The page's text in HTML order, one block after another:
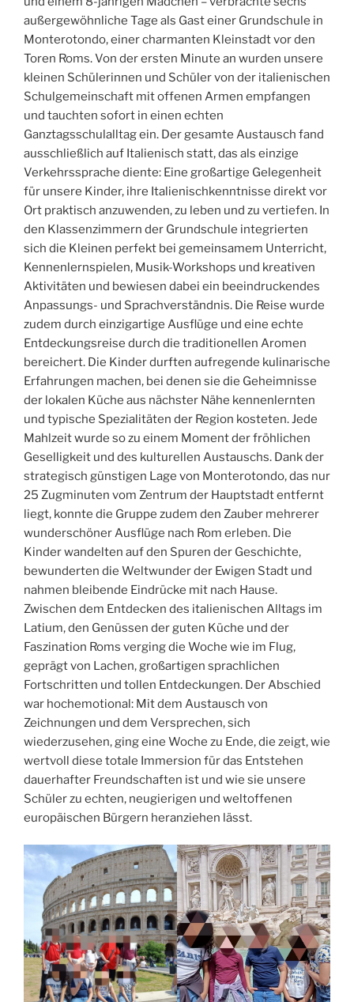
außergewöhnliche Tage als Gast einer Grundschule in
Monterotondo, einer charmanten Kleinstadt vor den
Toren Roms. Von der ersten Minute an wurden unsere
kleinen Schülerinnen und Schüler von der italienischen
Schulgemeinschaft mit offenen Armen empfangen
und tauchten sofort in einen echten
Ganztagsschulalltag ein. Der gesamte Austausch fand
ausschließlich auf Italienisch statt, das als einzige
Verkehrssprache diente: Eine großartige Gelegenheit
für unsere Kinder, ihre Italienischkenntnisse direkt vor
Ort praktisch anzuwenden, zu leben und zu vertiefen. In
den Klassenzimmern der Grundschule integrierten
sich die Kleinen perfekt bei gemeinsamem Unterricht,
Kennenlernspielen, Musik-Workshops und kreativen
Aktivitäten und bewiesen dabei ein beeindruckendes
Anpassungs- und Sprachverständnis. Die Reise wurde
zudem durch einzigartige Ausflüge und eine echte
Entdeckungsreise durch die traditionellen Aromen
bereichert. Die Kinder durften aufregende kulinarische
Erfahrungen machen, bei denen sie die Geheimnisse
der lokalen Küche aus nächster Nähe kennenlernten
und typische Spezialitäten der Region kosteten. Jede
Mahlzeit wurde so zu einem Moment der fröhlichen
Geselligkeit und des kulturellen Austauschs. Dank der
strategisch günstigen Lage von Monterotondo, das nur
25 Zugminuten vom Zentrum der Hauptstadt entfernt
liegt, konnte die Gruppe zudem den Zauber mehrerer
wunderschöner Ausflüge nach Rom erleben. Die
Kinder wandelten auf den Spuren der Geschichte,
bewunderten die Weltwunder der Ewigen Stadt und
nahmen bleibende Eindrücke mit nach Hause.
Zwischen dem Entdecken des italienischen Alltags im
Latium, den Genüssen der guten Küche und der
Faszination Roms verging die Woche wie im Flug,
geprägt von Lachen, großartigen sprachlichen
Fortschritten und tollen Entdeckungen. Der Abschied
war hochemotional: Mit dem Austausch von
Zeichnungen und dem Versprechen, sich
wiederzusehen, ging eine Woche zu Ende, die zeigt, wie
wertvoll diese totale Immersion für das Entstehen
dauerhafter Freundschaften ist und wie sie unsere
Schüler zu echten, neugierigen und weltoffenen
europäischen Bürgern heranziehen lässt.